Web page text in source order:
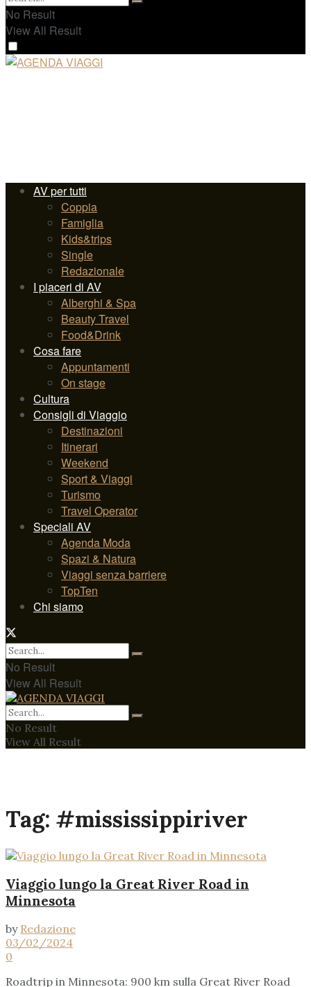
No Result
View All Result
AV per tutti
Coppia
Famiglia
Kids&trips
Single
Redazionale
I piaceri di AV
Alberghi & Spa
Beauty Travel
Food&Drink
Cosa fare
Appuntamenti
On stage
Cultura
Consigli di Viaggio
Destinazioni
Itinerari
Weekend
Sport & Viaggi
Turismo
Travel Operator
Speciali AV
Agenda Moda
Spazi & Natura
Viaggi senza barriere
TopTen
Chi siamo
No Result
View All Result
No Result
View All Result
Tag: #mississippiriver
Viaggio lungo la Great River Road in
Minnesota
by Redazione
03/02/2024
0
Roadtrip in Minnesota: 900 km sulla Great River Road